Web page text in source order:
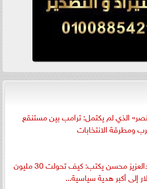
الذي لم يكتمل: ترامب بين مستنقع
ومطرقة الانتخابات
عبدالعزيز محسن يكتب: كيف تحولت 30 مليون
إلى أكبر هدية سياسية...